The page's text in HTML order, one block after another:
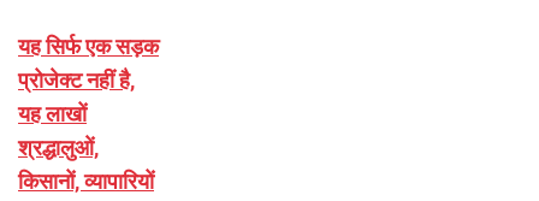
यह सिर्फ एक सड़क
प्रोजेक्ट नहीं है,
यह लाखों
श्रद्धालुओं,
किसानों, व्यापारियों